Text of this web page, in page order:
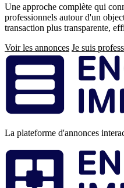
Une approche complète qui
professionnels autour d'un
transaction plus transparente,
Voir les annonces Je suis
Pied
de
page
La plateforme d'annonces